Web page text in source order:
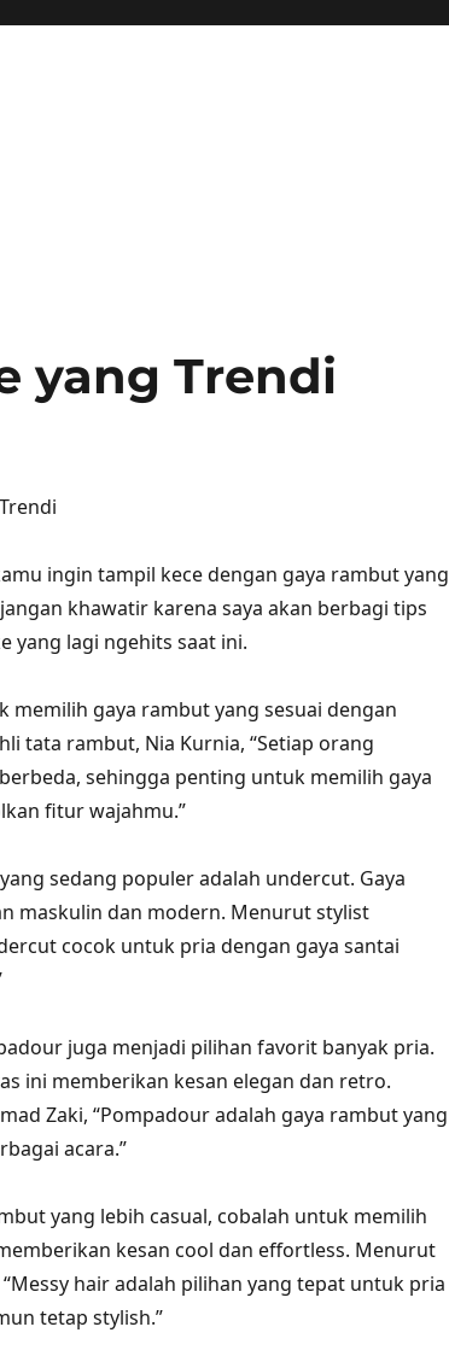
yang Trendi
ingin tampil kece dengan gaya rambut yang
khawatir karena saya akan berbagi tips
yang lagi ngehits saat ini.
memilih gaya rambut yang sesuai dengan
tata rambut, Nia Kurnia, “Setiap orang
sehingga penting untuk memilih gaya
fitur wajahmu.”
sedang populer adalah undercut. Gaya
maskulin dan modern. Menurut stylist
cocok untuk pria dengan gaya santai
juga menjadi pilihan favorit banyak pria.
ini memberikan kesan elegan dan retro.
Zaki, “Pompadour adalah gaya rambut yang
acara.”
yang lebih casual, cobalah untuk memilih
kesan cool dan effortless. Menurut
hair adalah pilihan yang tepat untuk pria
tetap stylish.”